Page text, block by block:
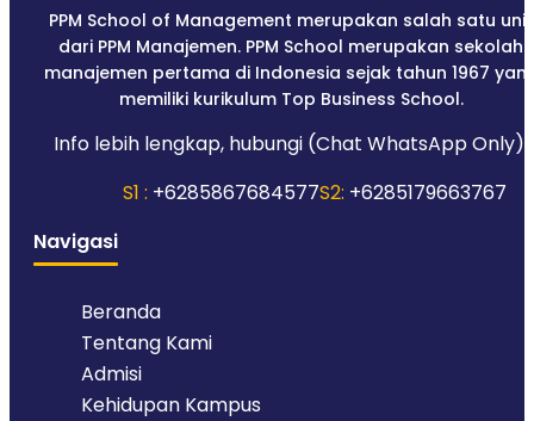
PPM School of Management merupakan salah satu unit
dari PPM Manajemen. PPM School merupakan sekolah
manajemen pertama di Indonesia sejak tahun 1967
memiliki kurikulum Top Business School.
Info lebih lengkap, hubungi (Chat WhatsApp Only):
S1 : +6285867684577S2: +6285179663767
Navigasi
Beranda
Tentang Kami
Admisi
Kehidupan Kampus